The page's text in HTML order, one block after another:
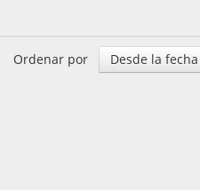
Desde la
Ordenar por